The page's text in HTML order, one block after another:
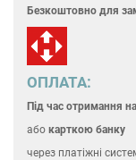
Безкоштовно для
ОПЛАТА:
Під час отримання
або карткою банку
через платіжні